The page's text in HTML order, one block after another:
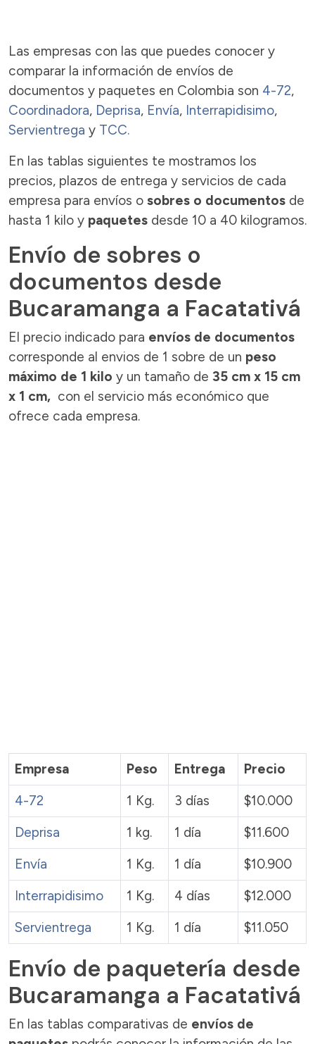
Las empresas con las que puedes conocer y
comparar la información de envíos de
documentos y paquetes en Colombia son 4-72,
Coordinadora, Deprisa, Envía, Interrapidisimo,
Servientrega y TCC.
En las tablas siguientes te mostramos los
precios, plazos de entrega y servicios de cada
empresa para envíos o sobres o documentos de
hasta 1 kilo y paquetes desde 10 a 40 kilogramos.
Envío de sobres o
documentos desde
Bucaramanga a Facatativá
El precio indicado para envíos de documentos
corresponde al envios de 1 sobre de un peso
máximo de 1 kilo y un tamaño de 35 cm x 15 cm
x 1 cm, con el servicio más económico que
ofrece cada empresa.
Empresa Peso Entrega
Precio
4-72
1 Kg. 3 días
$10.000
Deprisa
1 kg. 1 día
$11.600
Envía
1 Kg. 1 día
$10.900
Interrapidisimo
1 Kg. 4 días
$12.000
Servientrega
1 Kg. 1 día $11.050
Envío de paquetería desde
Bucaramanga a Facatativá
En las tablas comparativas de envíos de